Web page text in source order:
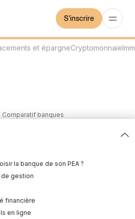
S'inscrire
et épargneCryptomonnaie
Comparatif banques
la banque de son PEA ?
gestion
financière
en ligne
votre PEA